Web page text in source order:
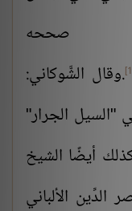
صححه
.وقال الشَّوكاني:
الجرار"
أيضًا الشيخ
الدِّين الألباني